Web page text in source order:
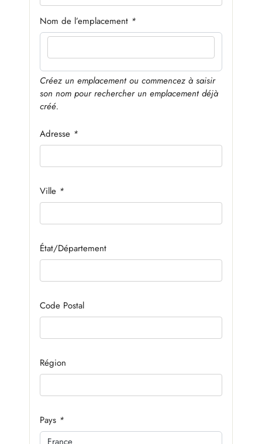
Nom de l’emplacement *
Créez un emplacement ou commencez à saisir
son nom pour rechercher un emplacement déjà
créé.
Adresse *
Ville *
État/Département
Code Postal
Région
Pays *